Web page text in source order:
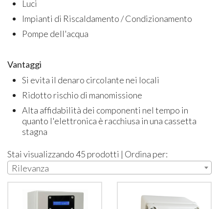
Luci
Impianti di Riscaldamento / Condizionamento
Pompe dell'acqua
Vantaggi
Si evita il denaro circolante nei locali
Ridotto rischio di manomissione
Alta affidabilità dei componenti nel tempo in
quanto l'elettronica è racchiusa in una cassetta
stagna
Stai visualizzando 45 prodotti | Ordina per:
Rilevanza